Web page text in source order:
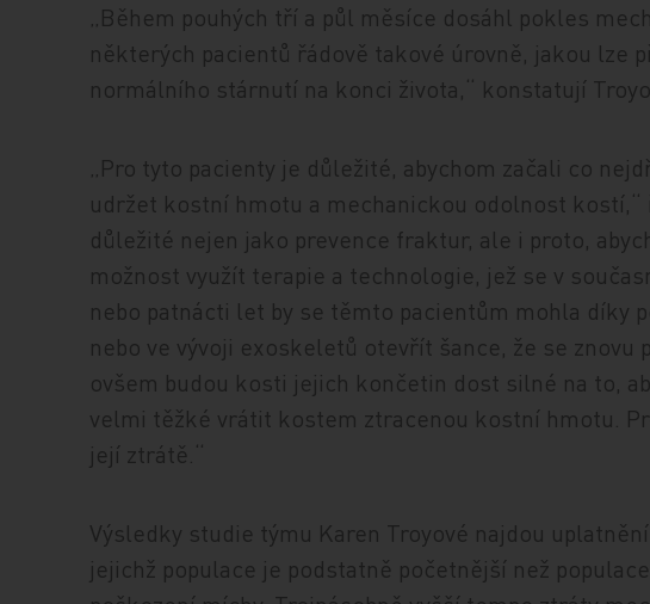
„Během pouhých tří a půl měsíce dosáhl pokles
některých pacientů řádově takové úrovně, jakou lze
normálního stárnutí na konci života,“ konstatují
„Pro tyto pacienty je důležité, abychom začali co
udržet kostní hmotu a mechanickou odolnost kostí,“
důležité nejen jako prevence fraktur, ale i proto,
možnost využít terapie a technologie, jež se v
nebo patnácti let by se těmto pacientům mohla díky
nebo ve vývoji exoskeletů otevřít šance, že se znovu
ovšem budou kosti jejich končetin dost silné na to,
velmi těžké vrátit kostem ztracenou kostní hmotu.
její ztrátě.“
Výsledky studie týmu Karen Troyové najdou
jejichž populace je podstatně početnější než